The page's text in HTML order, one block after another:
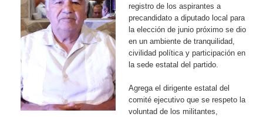
registro de los aspirantes a
precandidato a diputado local para
la elección de junio próximo se dio
en un ambiente de tranquilidad,
civilidad política y participación en
la sede estatal del partido.
Agrega el dirigente estatal del
comité ejecutivo que se respeto la
voluntad de los militantes,